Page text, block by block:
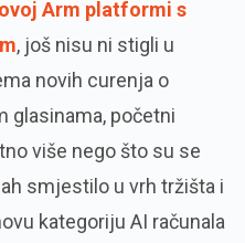
Arm platformi s
, još nisu ni stigli u
novih curenja o
glasinama, početni
više nego što su se
smjestilo u vrh tržišta i
kategoriju AI računala